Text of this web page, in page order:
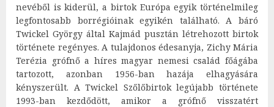
nevéből is kiderül, a birtok Európa egyik történelmileg
legfontosabb borrégióinak egyikén található. A báró
Twickel György által Kajmád pusztán létrehozott birtok
története regényes. A tulajdonos édesanyja, Zichy Mária
Terézia grófnő a híres magyar nemesi család főágába
tartozott, azonban 1956-ban hazája elhagyására
kényszerült. A Twickel Szőlőbirtok legújabb története
1993-ban kezdődött, amikor a grófnő visszatért